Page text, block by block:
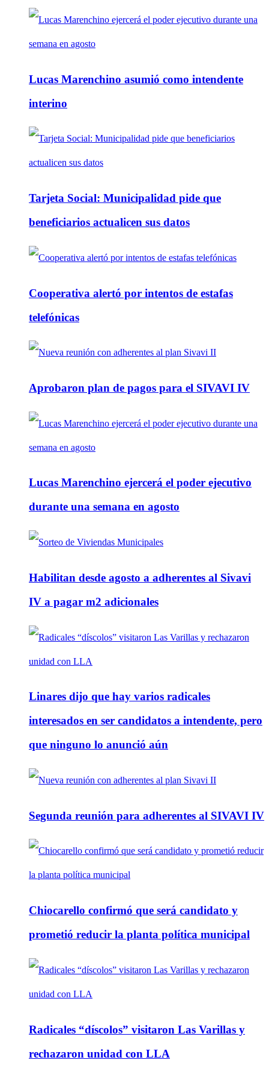
Lucas Marenchino asumió como intendente
interino
Tarjeta Social: Municipalidad pide que
beneficiarios actualicen sus datos
Cooperativa alertó por intentos de estafas
telefónicas
Aprobaron plan de pagos para el SIVAVI IV
Lucas Marenchino ejercerá el poder ejecutivo
durante una semana en agosto
Habilitan desde agosto a adherentes al Sivavi
IV a pagar m2 adicionales
Linares dijo que hay varios radicales
interesados en ser candidatos a intendente, pero
que ninguno lo anunció aún
Segunda reunión para adherentes al SIVAVI IV
Chiocarello confirmó que será candidato y
prometió reducir la planta política municipal
Radicales “díscolos” visitaron Las Varillas y
rechazaron unidad con LLA